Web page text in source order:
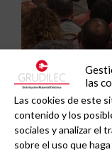
las
Las cookies de este
contenido y los
sociales y analizar el
sobre el uso que
MESUR
Eficiencia